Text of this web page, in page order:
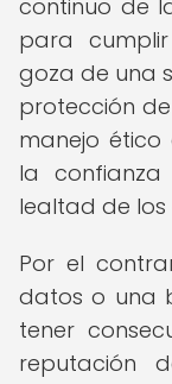
continuo de
para
goza de una
protección
manejo
la
lealtad de los
Por el
datos o una
tener
reputación